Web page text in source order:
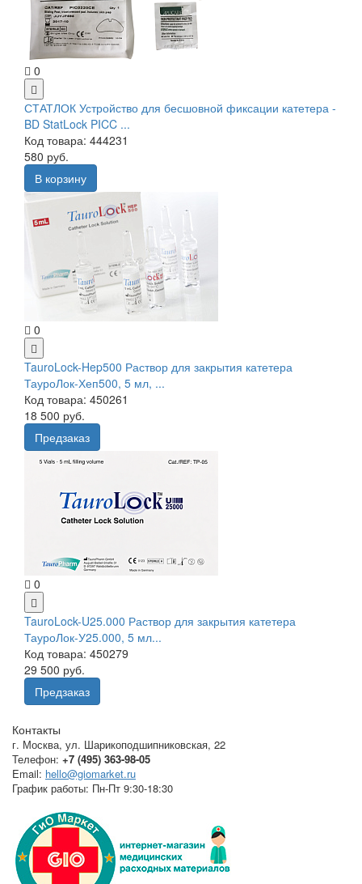
0
СТАТЛОК Устройство для бесшовной фиксации катетера -
BD StatLock PICC ...
Код товара: 444231
580 руб.
В корзину
0
TauroLock-Hep500 Раствор для закрытия катетера
ТауроЛок-Хеп500, 5 мл, ...
Код товара: 450261
18 500 руб.
Предзаказ
0
TauroLock-U25.000 Раствор для закрытия катетера
ТауроЛок-У25.000, 5 мл...
Код товара: 450279
29 500 руб.
Предзаказ
Контакты
г. Москва, ул. Шарикоподшипниковская, 22
Телефон: +7 (495) 363-98-05
Email: hello@giomarket.ru
График работы: Пн-Пт 9:30-18:30